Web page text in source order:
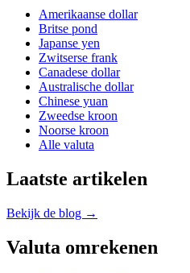
Amerikaanse dollar
Britse pond
Japanse yen
Zwitserse frank
Canadese dollar
Australische dollar
Chinese yuan
Zweedse kroon
Noorse kroon
Alle valuta
Laatste artikelen
Bekijk de blog →
Valuta omrekenen